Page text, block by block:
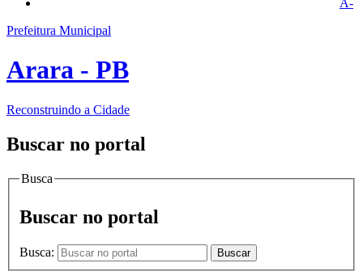
Prefeitura Municipal
Arara - PB
Reconstruindo a Cidade
Buscar no portal
Busca
Buscar no portal
Busca: Buscar